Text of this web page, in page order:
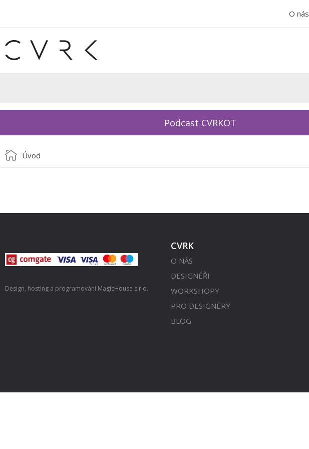
O nás
Podcast CVRKOT
Úvod
Design, hosting a programování MagicHouse s.r.o.
CVRK
O NÁS
DESIGNÉŘI
WORKSHOPY
PRO DESIGNÉRY
BLOG